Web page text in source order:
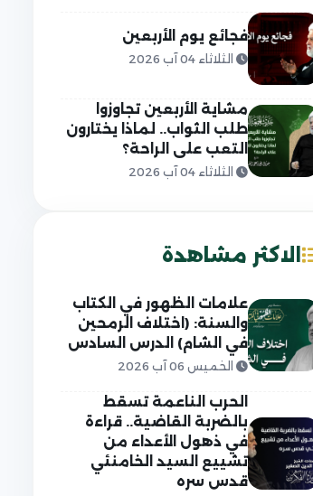
فجائع يوم الأربعين
الثلاثاء 04 آب 2026
مشاية الأربعين تجاوزوا
طلب الثواب.. لماذا يختارون
التعب على الراحة؟
الثلاثاء 04 آب 2026
الاكثر مشاهدة
علامات الظهور في الكتاب
والسنة: (اختلاف الرمحين
في الشام) الدرس السادس
الخميس 06 آب 2026
الحرب الناعمة تسقط
بالضربة القاضية.. قراءة
في ذهول الأعداء من
تشييع السيد الخامنئي
قدس سره